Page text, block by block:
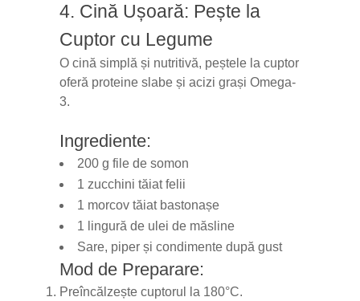
4. Cină Ușoară: Pește la
Cuptor cu Legume
O cină simplă și nutritivă, peștele la cuptor
oferă proteine slabe și acizi grași Omega-
3.
Ingrediente:
200 g file de somon
1 zucchini tăiat felii
1 morcov tăiat bastonașe
1 lingură de ulei de măsline
Sare, piper și condimente după gust
Mod de Preparare:
Preîncălzește cuptorul la 180°C.